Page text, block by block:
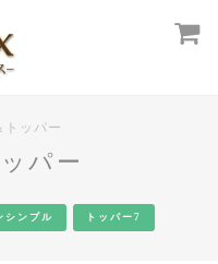
トッパー
パー
シンプル トッパー7